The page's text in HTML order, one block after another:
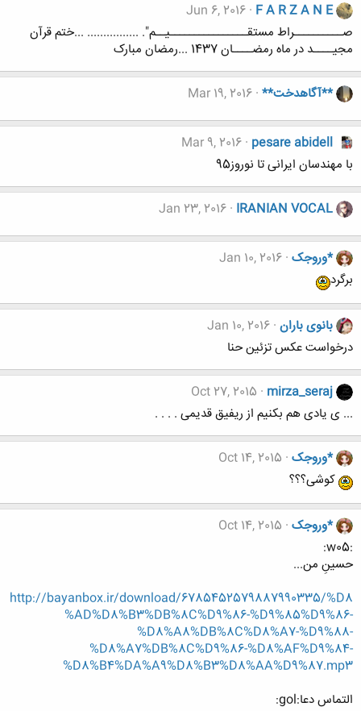
F A R Z A N E
Jun 6, 2016
صــــــــــراط مستقــــــــــــــــیــم". ................ ...ختم قرآن
مجیــــد در ماه رمضــــان 1437 ...رمضان مبارک
**آگاهدخت** Mar 19, 2016
pesare abidell
Mar 9, 2016
با مهندسان ایرانی تا نوروز95
IRANIAN VOCAL
Jan 23, 2016
*وروجک Jan 10, 2016
برگرد
بانوی باران Jan 10, 2016
درخواست عکس تزئین حنا
mirza_seraj
Oct 27, 2015
... ی یادی هم بکنیم از ریفیق قدیمی . . . .
*وروجک Oct 14, 2015
کوشی؟؟؟
*وروجک Oct 14, 2015
:w05:
حسینِ من...
http://bayanbox.ir/download/6785452579887990335/%D8
%AD%D8%B3%DB%8C%D9%86-%D9%85%D9%86-
%D8%A8%DB%8C%D8%A7-%D9%88-
%D8%A7%DB%8C%D9%86-%D8%AF%D9%84-
%D8%B4%DA%A9%D8%B3%D8%AA%D9%87.mp3
التماس دعا:gol: